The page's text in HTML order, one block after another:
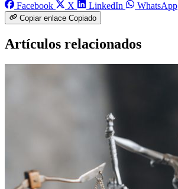
Facebook
X LinkedIn WhatsApp
Copiar enlace Copiado
Artículos relacionados